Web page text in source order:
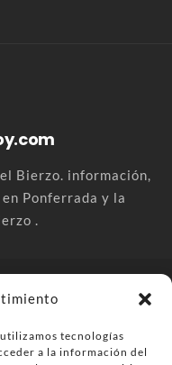
tecnologías
a la información del
Bierzo. información,
Ponferrada y la
.
sobre las cookies